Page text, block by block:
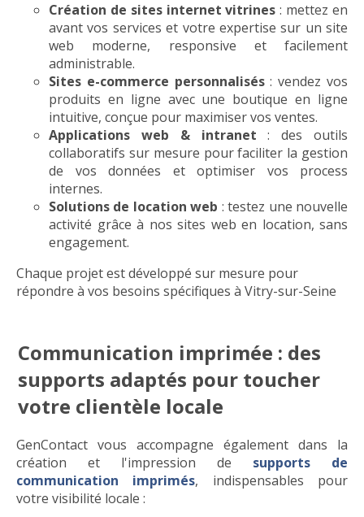
Création de sites internet vitrines : mettez en
avant vos services et votre expertise sur un site
web moderne, responsive et facilement
administrable.
Sites e-commerce personnalisés: vendez vos
produits en ligne avec une boutique en ligne
intuitive, conçue pour maximiser vos ventes.
Applications web & intranet : des outils
collaboratifs sur mesure pour faciliter la gestion
de vos données et optimiser vos process
internes.
Solutions de location web : testez une nouvelle
activité grâce à nos sites web en location, sans
engagement.
Chaque projet est développé sur mesure pour
répondre à vos besoins spécifiques à Vitry-sur-Seine
Communication imprimée : des
supports adaptés pour toucher
votre clientèle locale
GenContact vous accompagne également dans la
création et l'impression de supports de
communication imprimés, indispensables pour
votre visibilité locale :